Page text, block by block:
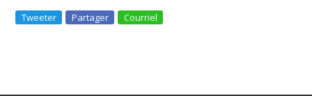
Tweeter Partager Courriel